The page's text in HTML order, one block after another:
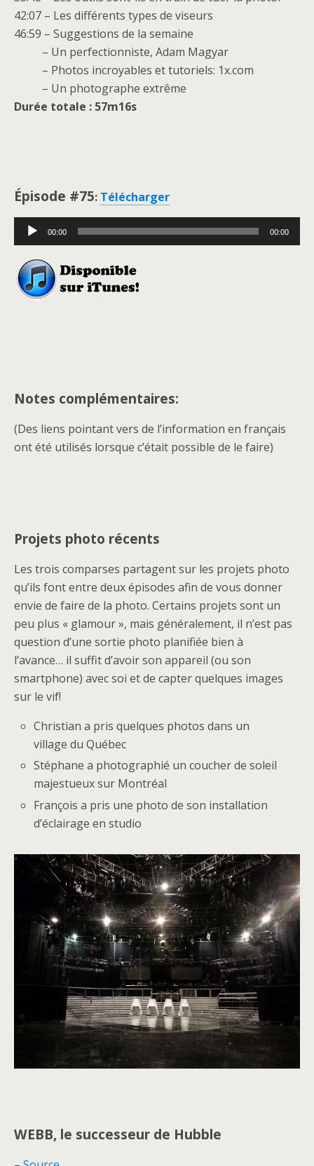
42:07 – Les différents types de viseurs
46:59 – Suggestions de la semaine
– Un perfectionniste, Adam Magyar
– Photos incroyables et tutoriels: 1x.com
– Un photographe extrême
Durée totale : 57m16s
Épisode #75: Télécharger
Lecteur
audio
00:00 00:00
Notes complémentaires:
(Des liens pointant vers de l’information en français
ont été utilisés lorsque c’était possible de le faire)
Projets photo récents
Les trois comparses partagent sur les projets photo
qu’ils font entre deux épisodes afin de vous donner
envie de faire de la photo. Certains projets sont un
peu plus « glamour », mais généralement, il n’est pas
question d’une sortie photo planifiée bien à
l’avance… il suffit d’avoir son appareil (ou son
smartphone) avec soi et de capter quelques images
sur le vif!
Christian a pris quelques photos dans un
village du Québec
Stéphane a photographié un coucher de soleil
majestueux sur Montréal
François a pris une photo de son installation
d’éclairage en studio
WEBB, le successeur de Hubble